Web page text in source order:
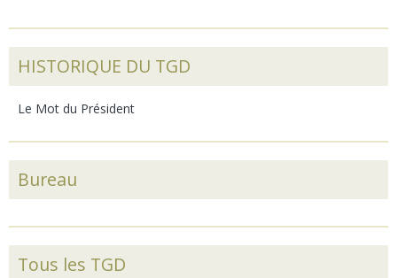
HISTORIQUE DU TGD
Le Mot du Président
Bureau
Tous les TGD